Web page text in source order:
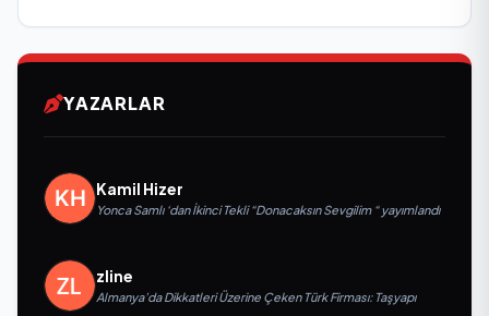
YAZARLAR
Kamil Hizer
Yonca Samlı ‘dan İkinci Tekli “Donacaksın Sevgilim “ yayımlandı
zline
Almanya’da Dikkatleri Üzerine Çeken Türk Firması: Taşyapı